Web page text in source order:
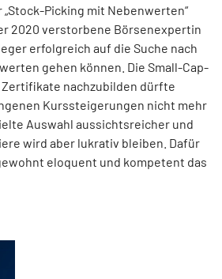
Picking mit Nebenwerten“
2020 verstorbene Börsenexpertin
erfolgreich auf die Suche nach
gehen können. Die Small-Cap-
nachzubilden dürfte
Kurssteiger­ungen nicht mehr
Auswahl aussichtsreicher und
wird aber lukrativ bleiben. Dafür
eloquent und kompetent das